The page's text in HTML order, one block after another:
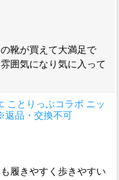
靴が買えて大満足で
囲気になり気に入って
ことりっぷコラボ ニッ
返品・交換不可
履きやすく歩きやすい